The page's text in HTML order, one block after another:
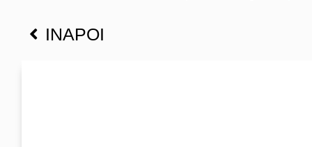
INAPOI